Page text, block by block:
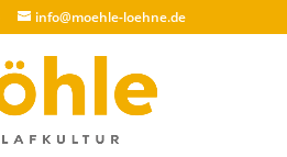
info@moehle-loehne.de